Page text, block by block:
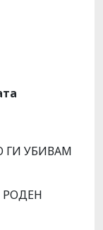
ГИ УБИВАМ
РОДЕН